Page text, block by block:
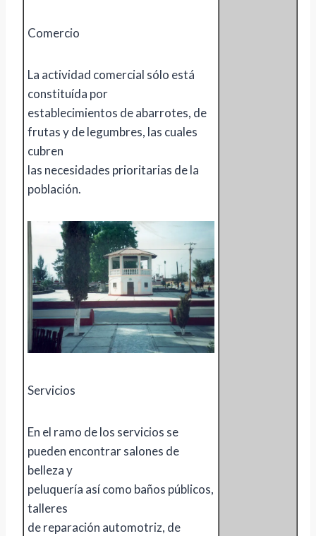
Comercio
La actividad comercial sólo está
constituída por
establecimientos de abarrotes, de
frutas y de legumbres, las cuales
cubren
las necesidades prioritarias de la
población.
Servicios
En el ramo de los servicios se
pueden encontrar salones de
belleza y
peluquería así como baños públicos,
talleres
de reparación automotriz, de